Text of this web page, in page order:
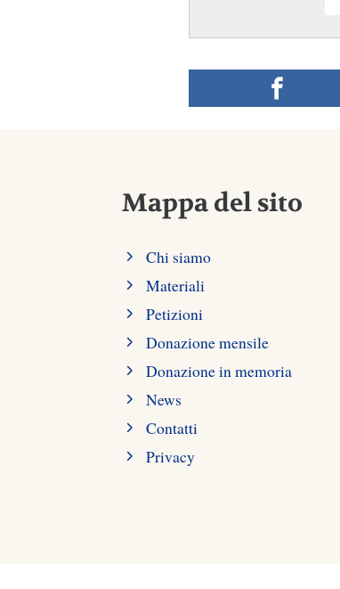
Mappa del sito
Chi siamo
Materiali
Petizioni
Donazione mensile
Donazione in memoria
News
Contatti
Privacy